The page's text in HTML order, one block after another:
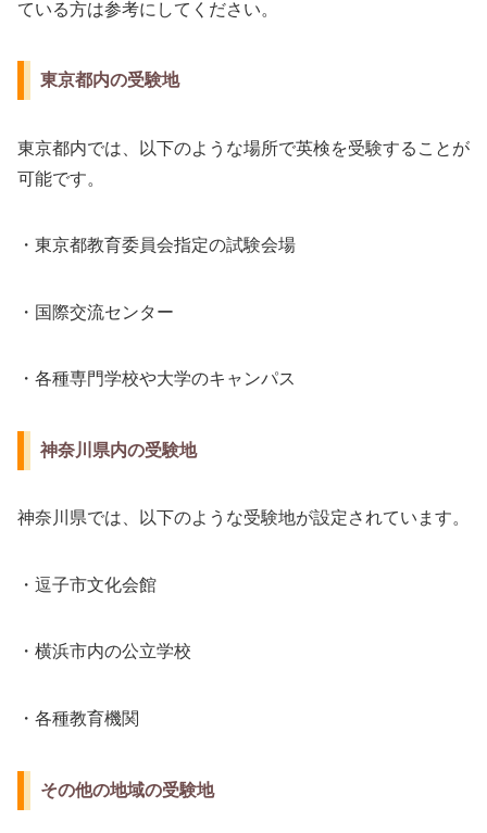
ている方は参考にしてください。
東京都内の受験地
東京都内では、以下のような場所で英検を受験することが
可能です。
・東京都教育委員会指定の試験会場
・国際交流センター
・各種専門学校や大学のキャンパス
神奈川県内の受験地
神奈川県では、以下のような受験地が設定されています。
・逗子市文化会館
・横浜市内の公立学校
・各種教育機関
その他の地域の受験地